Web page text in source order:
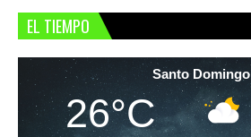
EL TIEMPO
Santo Domingo
26°C